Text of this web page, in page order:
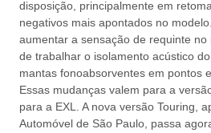
disposição, principalmente em
negativos mais apontados no
aumentar a sensação de requinte
de trabalhar o isolamento acústico
mantas fonoabsorventes em pontos
Essas mudanças valem para a
para a EXL. A nova versão Touring,
Automóvel de São Paulo, passa